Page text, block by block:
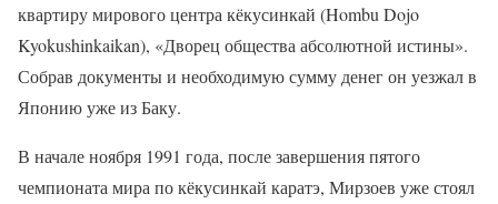
квартиру мирового центра кёкусинкай (Hombu Dojo
Kyokushinkaikan), «Дворец общества абсолютной истины».
Собрав документы и необходимую сумму денег он уезжал в
Японию уже из Баку.
В начале ноября 1991 года, после завершения пятого
чемпионата мира по кёкусинкай каратэ, Мирзоев уже стоял